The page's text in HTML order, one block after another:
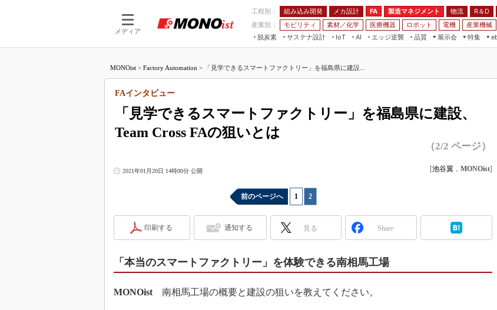
メディア
工程別： 組み込み開発 メカ設計 FA 製造マネジメント 物流 R＆D
産業別：
モビリティ 素材／化学 医療機器 ロボット 電機 産業機械
脱炭素
サステナ設計
IoT
つながる工場
AI
AI×設備保全
エッジ逆襲 品質
展示会
JIMTOF
IIFES
日本ものづくりワールド
AUTOMOTIVE WORLD
産業オープンネット展
特集
つながるクルマ
フィールドサービス
ISO26262
3Dプリンタ
FA
モビリティ
MONOist > Factory Automation > 「見学できるスマートファクトリー」を福島県に建設...
「見学できるスマートファクトリー」を福島県に建設、
Team Cross FAの狙いとは
FAインタビュー
（2/2 ページ）
2021年01月20日 14時00分 公開 [池谷翼 ， MONOist]
前のページへ 1 2
印刷する 通知する 見る Share
「本当のスマートファクトリー」を体験できる南相馬工場
MONOist 南相馬工場の概要と建設の狙いを教えてください。